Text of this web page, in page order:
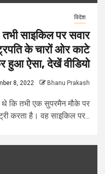
विदेश
साइकिल पर सवार
के चारों ओर काटे
हुआ ऐसा, देखें वीडियो
8, 2022 Bhanu Prakash
थे कि तभी एक सुपरमैन मौके पर
करता है। वह साइकिल पर...